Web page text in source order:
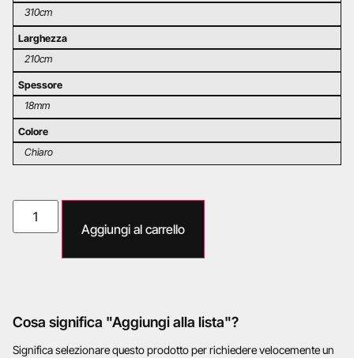
310cm
Larghezza
210cm
Spessore
18mm
Colore
Chiaro
Aggiungi al carrello
Cosa significa "Aggiungi alla lista"?
Significa selezionare questo prodotto per richiedere velocemente un